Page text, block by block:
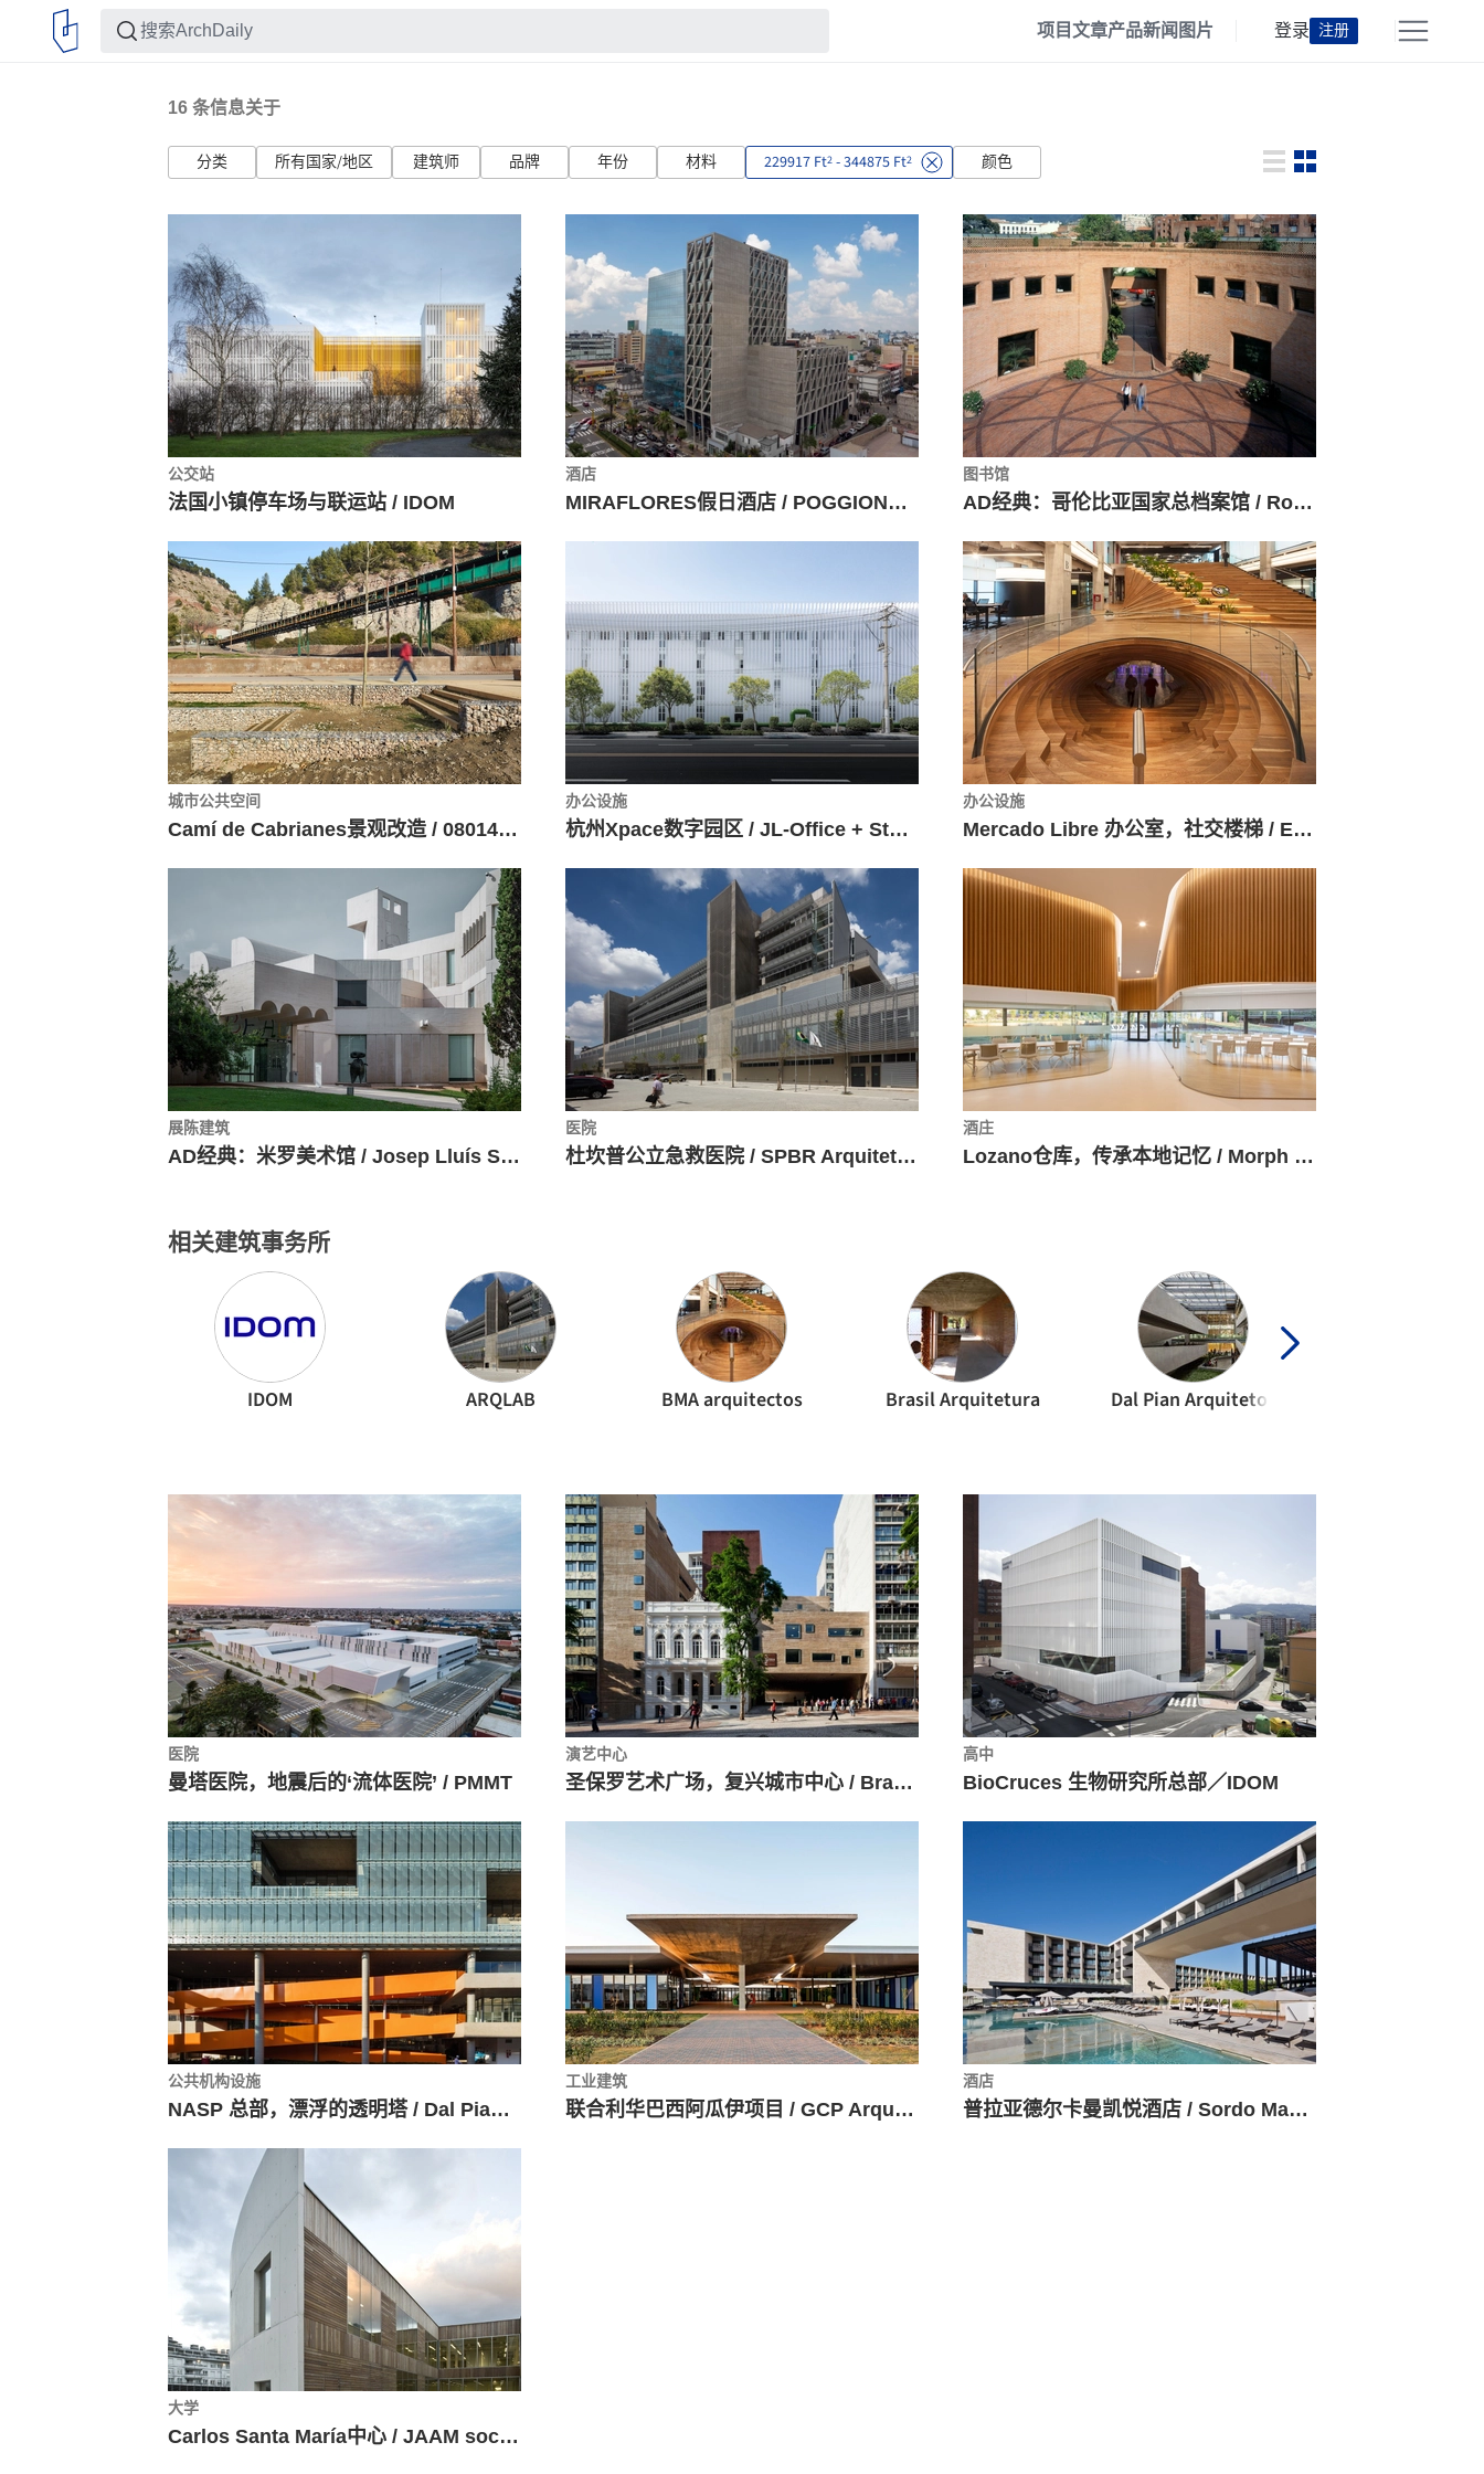
项目文章产品新闻 图片 登录 注册
16 条信息关于
分类 所有国家/地区 建筑师 品牌 年份 材料 229917 Ft2 - 344875 Ft2 颜色
公交站
法国小镇停车场与联运站 / IDOM
酒店
MIRAFLORES假日酒店 / POGGIONE + BIONDI ARQUITECTOS
图书馆
AD经典：哥伦比亚国家总档案馆 / Rogelio Salmona
城市公共空间
Camí de Cabrianes景观改造 / 08014 arquitectura
办公设施
杭州Xpace数字园区 / JL-Office + Studio QI
办公设施
Mercado Libre 办公室，社交楼梯 / Estudio Elia Irastorza + BMA arquitectos + Methanoia
展陈建筑
AD经典：米罗美术馆 / Josep Lluís Sert
医院
杜坎普公立急救医院 / SPBR Arquitetos
酒庄
Lozano仓库，传承本地记忆 / Morph Estudio
相关建筑事务所
IDOM ARQLAB BMA arquitectos Brasil Arquitetura Dal Pian Arquitetos
医院
曼塔医院，地震后的‘流体医院’ / PMMT
演艺中心
圣保罗艺术广场，复兴城市中心 / Brasil Arquitetura
高中
BioCruces 生物研究所总部／IDOM
公共机构设施
NASP 总部，漂浮的透明塔 / Dal Pian Arquitetos
工业建筑
联合利华巴西阿瓜伊项目 / GCP Arquitetos
酒店
普拉亚德尔卡曼凯悦酒店 / Sordo Madaleno Arquitectos
大学
Carlos Santa María中心 / JAAM sociedad de arquitectura